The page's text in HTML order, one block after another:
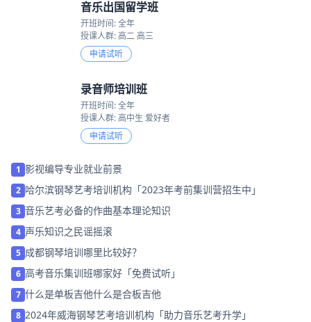
音乐出国留学班
开班时间: 全年
授课人群: 高二 高三
申请试听
录音师培训班
开班时间: 全年
授课人群: 高中生 爱好者
申请试听
1 影视编导专业就业前景
2 哈尔滨钢琴艺考培训机构「2023年考前集训营招生中」
3 音乐艺考必备的作曲基本理论知识
4 声乐知识之民谣摇滚
5 成都钢琴培训哪里比较好？
6 高考音乐集训班哪家好「免费试听」
7 什么是单板吉他什么是合板吉他
8 2024年威海钢琴艺考培训机构「助力音乐艺考升学」